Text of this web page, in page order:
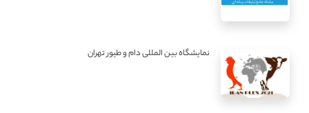
نمایشگاه بین المللی دام و طیور تهران